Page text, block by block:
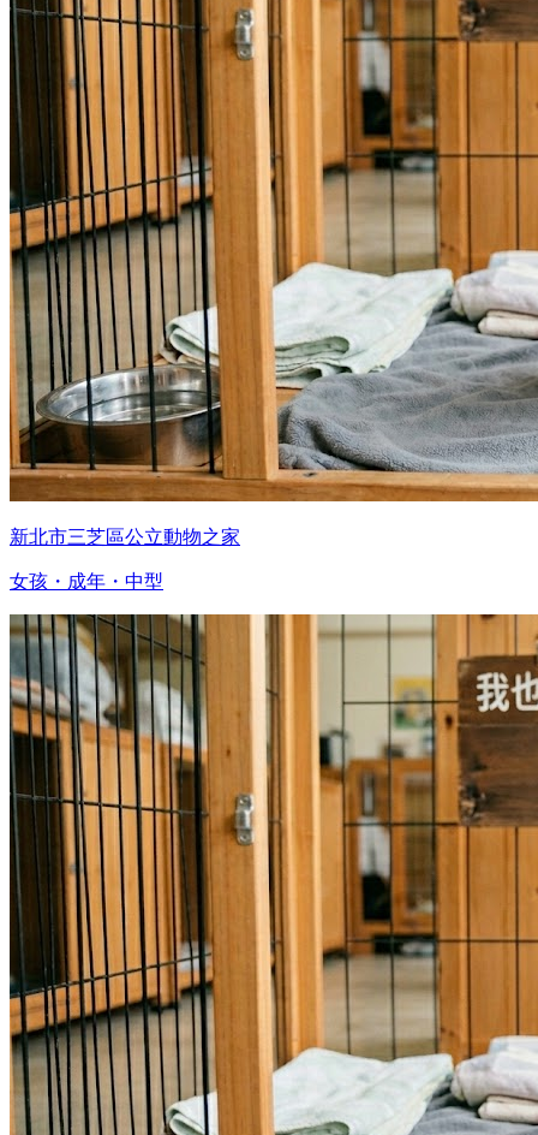
新北市三芝區公立動物之家
女孩・成年・中型